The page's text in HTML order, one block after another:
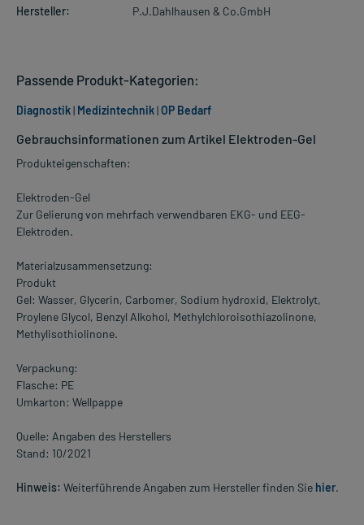
Hersteller:
P.J.Dahlhausen & Co.GmbH
Gebrauchsinformationen zum Artikel Elektroden-Gel
Produkteigenschaften:
Elektroden-Gel
Zur Gelierung von mehrfach verwendbaren EKG- und EEG-
Elektroden.
Materialzusammensetzung:
Produkt
Gel: Wasser, Glycerin, Carbomer, Sodium hydroxid, Elektrolyt,
Proylene Glycol, Benzyl Alkohol, Methylchloroisothiazolinone,
Methylisothiolinone.
Verpackung:
Flasche: PE
Umkarton: Wellpappe
Quelle: Angaben des Herstellers
Stand: 10/2021
Hinweis: Weiterführende Angaben zum Hersteller finden Sie hier.
Passende Produkt-Kategorien:
Diagnostik| Medizintechnik|OP Bedarf